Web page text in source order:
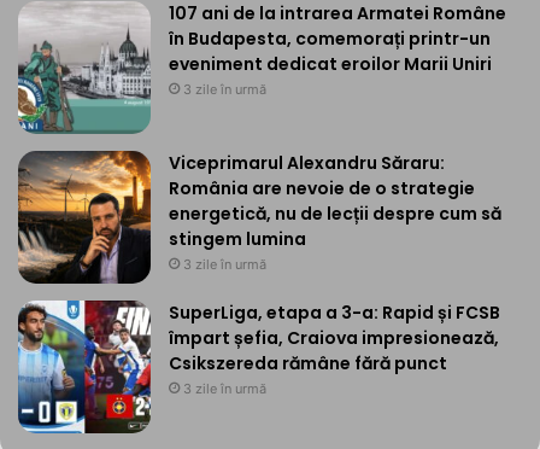
107 ani de la intrarea Armatei Române
în Budapesta, comemorați printr-un
eveniment dedicat eroilor Marii Uniri
3 zile în urmă
Viceprimarul Alexandru Săraru:
România are nevoie de o strategie
energetică, nu de lecții despre cum să
stingem lumina
3 zile în urmă
SuperLiga, etapa a 3-a: Rapid și FCSB
împart șefia, Craiova impresionează,
Csikszereda rămâne fără punct
3 zile în urmă